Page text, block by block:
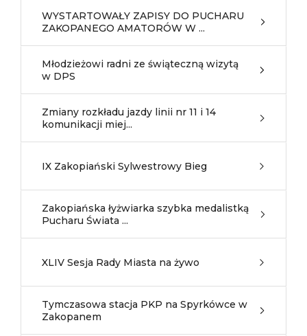
WYSTARTOWAŁY ZAPISY DO PUCHARU
ZAKOPANEGO AMATORÓW W ...
Młodzieżowi radni ze świąteczną wizytą
w DPS
Zmiany rozkładu jazdy linii nr 11 i 14
komunikacji miej...
IX Zakopiański Sylwestrowy Bieg
Zakopiańska łyżwiarka szybka medalistką
Pucharu Świata ...
XLIV Sesja Rady Miasta na żywo
Tymczasowa stacja PKP na Spyrkówce w
Zakopanem